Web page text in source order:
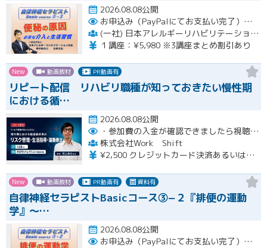
2026.08.08公開
お申込み（PayPalにてお支払い完了）後にメール or LINEオープンチャットより、アーカイブ視聴の際に必要なリンクをお送りいたします。
(一社) 日本アレルギーリハビリテーション協会
１講座：¥5,980 ※3講座まとめ割引あり
New 動画教材 PR動画有
リピート配信 リハビリ職種が知っておきたい慢性期
における循…
2026.08.08公開
・参加費の入金が確認できましたら視聴用URLとパスワードおよび資料をお申込みいただきましたメールアドレスに送付します。
株式会社Work Shift
¥2,500 クレジットカード決済あるいは銀行振込となります。
New 動画教材 PR動画有 資料有
自律神経セラピストBasicコース③−２『排便の運動
学』〜…
2026.08.08公開
お申込み（PayPalにてお支払い完了）後にメール or LINEオープンチャットより、アーカイブ視聴の際に必要なリンクをお送りいたします。